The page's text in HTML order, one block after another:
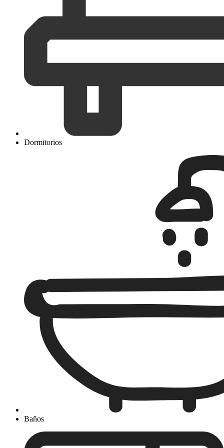
Dormitorios
Baños